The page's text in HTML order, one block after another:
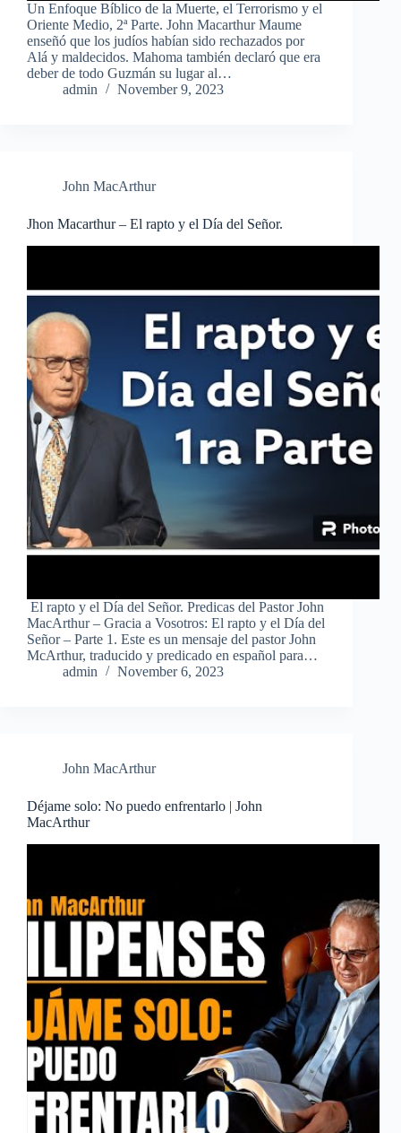
Un Enfoque Bíblico de la Muerte, el Terrorismo y el
Oriente Medio, 2ª Parte. John Macarthur Maume
enseñó que los judíos habían sido rechazados por
Alá y maldecidos. Mahoma también declaró que era
deber de todo Guzmán su lugar al…
admin
November 9, 2023
John MacArthur
Jhon Macarthur – El rapto y el Día del Señor.
El rapto y el Día del Señor. Predicas del Pastor John
MacArthur – Gracia a Vosotros: El rapto y el Día del
Señor – Parte 1. Este es un mensaje del pastor John
McArthur, traducido y predicado en español para…
admin
November 6, 2023
John MacArthur
Déjame solo: No puedo enfrentarlo | John
MacArthur